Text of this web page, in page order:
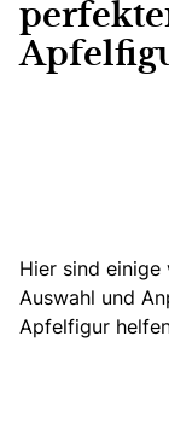
Hier sind
Auswahl und
Apfelfigur